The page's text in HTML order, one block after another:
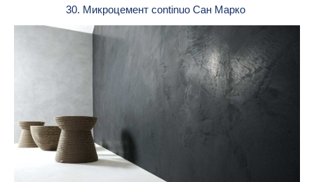
30. Микроцемент continuo Сан Марко